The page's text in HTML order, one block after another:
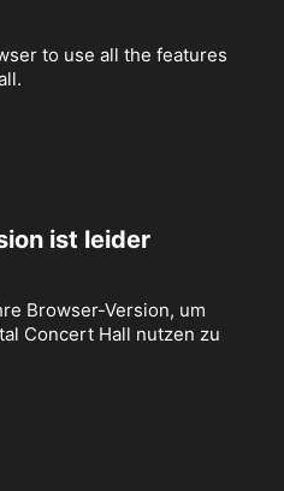
to use all the features
ist leider
Browser-Version, um
Concert Hall nutzen zu